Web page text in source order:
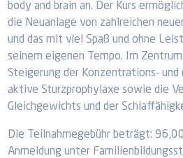
body and brain an. Der Kurs
die Neuanlage von zahlreichen
und das mit viel Spaß und ohne
seinem eigenen Tempo. Im
Steigerung der Konzentrations-
aktive Sturzprophylaxe sowie die
Gleichgewichts und der
Die Teilnahmegebühr beträgt:
Anmeldung unter